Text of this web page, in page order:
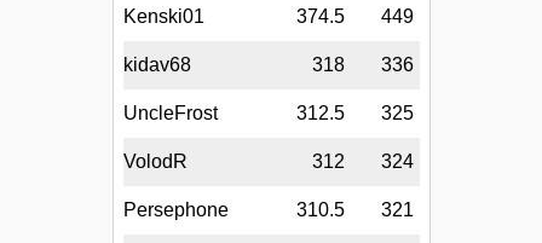
Kenski01 374.5 449
kidav68 318 336
UncleFrost 312.5 325
VolodR 312 324
Persephone 310.5 321